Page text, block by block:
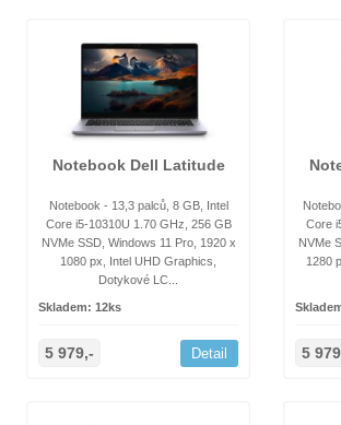
Notebook Dell Latitude
Notebook - 13,3 palců, 8 GB, Intel
Core i5-10310U 1.70 GHz, 256 GB
NVMe SSD, Windows 11 Pro, 1920 x
1080 px, Intel UHD Graphics,
Dotykové LC...
Skladem: 12ks
5 979,- Detail
Core
NVMe
1280
5